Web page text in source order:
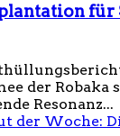
für
der Robaka
Resonanz...